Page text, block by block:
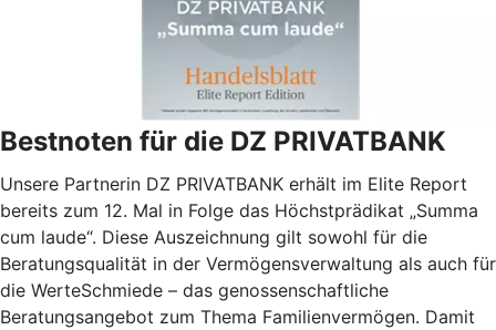
Bestnoten für die DZ PRIVATBANK
Unsere Partnerin DZ PRIVATBANK erhält im Elite Report
bereits zum 12. Mal in Folge das Höchstprädikat „Summa
cum laude“. Diese Auszeichnung gilt sowohl für die
Beratungsqualität in der Vermögensverwaltung als auch für
die WerteSchmiede – das genossenschaftliche
Beratungsangebot zum Thema Familienvermögen. Damit